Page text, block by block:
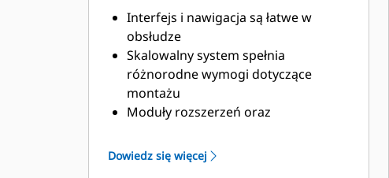
Interfejs i nawigacja są łatwe w
obsłudze
Skalowalny system spełnia
różnorodne wymogi dotyczące
montażu
Moduły rozszerzeń oraz
zakładu użytkownika pozwalają
spełnić jego konkretne wymagania
Dowiedz się więcej